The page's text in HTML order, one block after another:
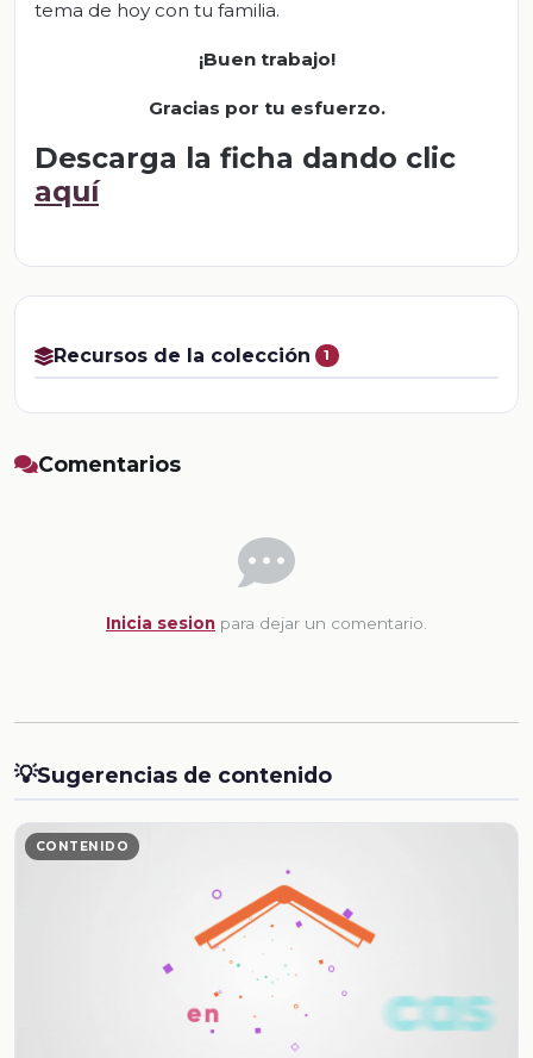
tema de hoy con tu familia.
¡Buen trabajo!
Gracias por tu esfuerzo.
Descarga la ficha dando clic
aquí
Recursos de la colección 1
Comentarios
Inicia sesion para dejar un comentario.
💡Sugerencias de contenido
CONTENIDO